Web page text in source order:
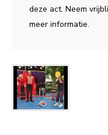
deze act. Neem
meer informatie.